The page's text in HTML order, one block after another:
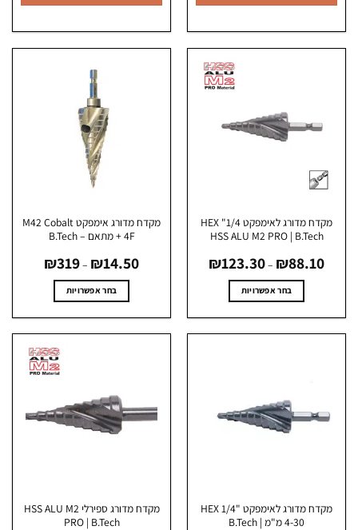
מקדח מדורג לאימפקט 1/4" HEX
HSS ALU M2 PRO | B.Tech
₪88.10
–
₪123.30 מחירים:
עד
בחר אפשרויות
לבחור
את
מקדח מדורג אימפקט M42 Cobalt
₪14.50
–
₪319 מחירים:
עד
בחר אפשרויות
ניתן
לבחור
את
מקדח מדורג לאימפקט HEX 1/4"
מקדח מדורג ספירלי HSS ALU M2
PRO | B.Tech